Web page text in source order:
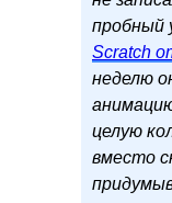
пробный
Scratch
неделю
целую
вместо